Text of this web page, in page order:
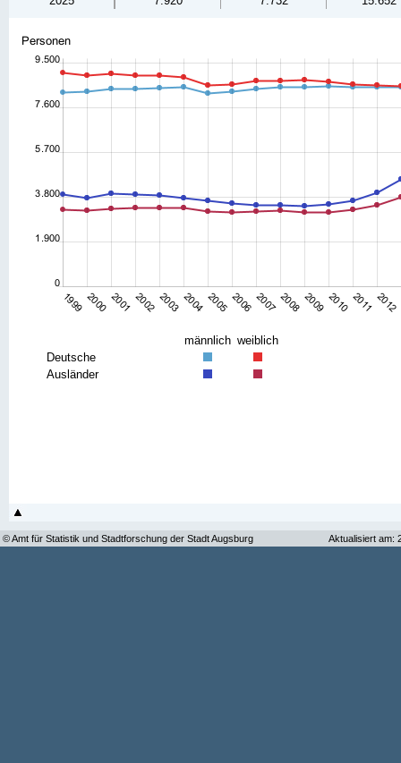
männlich weiblich
Deutsche
Ausländer
© Amt für Statistik und Stadtforschung der Stadt Augsburg Aktualisiert am: